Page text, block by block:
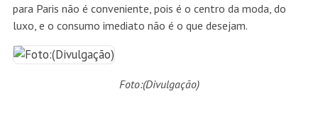
para Paris não é conveniente, pois é o centro da moda, do
luxo, e o consumo imediato não é o que desejam.
Foto:(Divulgação)